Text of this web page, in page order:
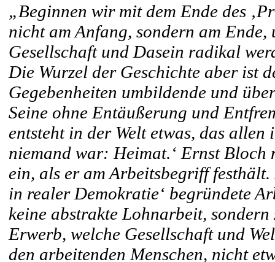
„Beginnen wir mit dem Ende des
nicht am Anfang, sondern am
Gesellschaft und Dasein radikal
Die Wurzel der Geschichte aber ist
Gegebenheiten umbildende und
Seine ohne Entäußerung und
entsteht in der Welt etwas, das
niemand war: Heimat.‘ Ernst
ein, als er am Arbeitsbegriff
in realer Demokratie‘ begründete
keine abstrakte Lohnarbeit,
Erwerb, welche Gesellschaft und
den arbeitenden Menschen, nicht